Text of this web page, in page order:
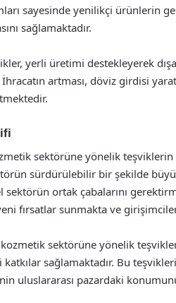
sayesinde yenilikçi ürünlerin
sağlamaktadır.
yerli üretimi destekleyerek
İhracatın artması, döviz girdisi
sektörüne yönelik
sürdürülebilir bir şekilde
sektörün ortak çabalarını
fırsatlar sunmakta ve
kozmetik sektörüne yönelik
sağlamaktadır. Bu
uluslararası pazardaki